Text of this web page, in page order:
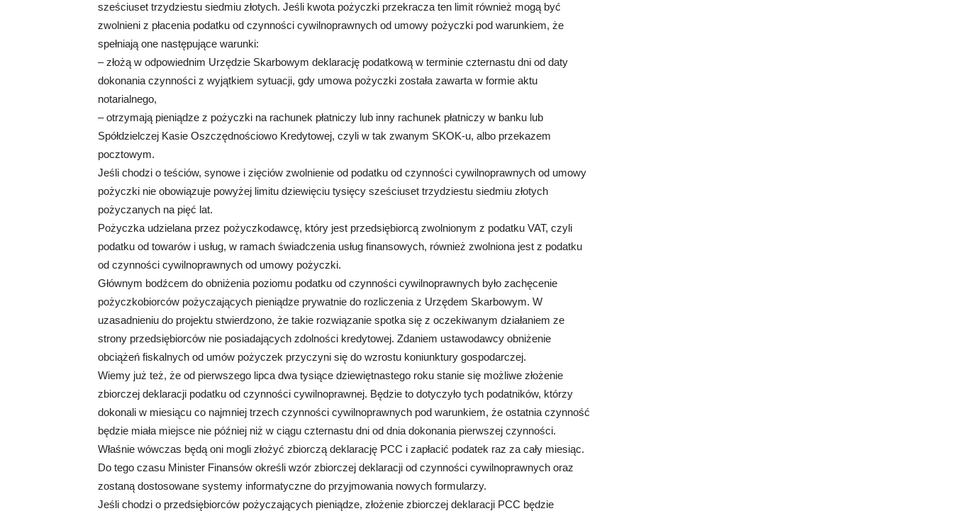
sześciuset trzydziestu siedmiu złotych. Jeśli kwota pożyczki przekracza ten limit również mogą być
zwolnieni z płacenia podatku od czynności cywilnoprawnych od umowy pożyczki pod warunkiem, że
spełniają one następujące warunki:
– złożą w odpowiednim Urzędzie Skarbowym deklarację podatkową w terminie czternastu dni od daty
dokonania czynności z wyjątkiem sytuacji, gdy umowa pożyczki została zawarta w formie aktu
notarialnego,
– otrzymają pieniądze z pożyczki na rachunek płatniczy lub inny rachunek płatniczy w banku lub
Spółdzielczej Kasie Oszczędnościowo Kredytowej, czyli w tak zwanym SKOK-u, albo przekazem
pocztowym.
Jeśli chodzi o teściów, synowe i zięciów zwolnienie od podatku od czynności cywilnoprawnych od umowy
pożyczki nie obowiązuje powyżej limitu dziewięciu tysięcy sześciuset trzydziestu siedmiu złotych
pożyczanych na pięć lat.
Pożyczka udzielana przez pożyczkodawcę, który jest przedsiębiorcą zwolnionym z podatku VAT, czyli
podatku od towarów i usług, w ramach świadczenia usług finansowych, również zwolniona jest z podatku
od czynności cywilnoprawnych od umowy pożyczki.
Głównym bodźcem do obniżenia poziomu podatku od czynności cywilnoprawnych było zachęcenie
pożyczkobiorców pożyczających pieniądze prywatnie do rozliczenia z Urzędem Skarbowym. W
uzasadnieniu do projektu stwierdzono, że takie rozwiązanie spotka się z oczekiwanym działaniem ze
strony przedsiębiorców nie posiadających zdolności kredytowej. Zdaniem ustawodawcy obniżenie
obciążeń fiskalnych od umów pożyczek przyczyni się do wzrostu koniunktury gospodarczej.
Wiemy już też, że od pierwszego lipca dwa tysiące dziewiętnastego roku stanie się możliwe złożenie
zbiorczej deklaracji podatku od czynności cywilnoprawnej. Będzie to dotyczyło tych podatników, którzy
dokonali w miesiącu co najmniej trzech czynności cywilnoprawnych pod warunkiem, że ostatnia czynność
będzie miała miejsce nie później niż w ciągu czternastu dni od dnia dokonania pierwszej czynności.
Właśnie wówczas będą oni mogli złożyć zbiorczą deklarację PCC i zapłacić podatek raz za cały miesiąc.
Do tego czasu Minister Finansów określi wzór zbiorczej deklaracji od czynności cywilnoprawnych oraz
zostaną dostosowane systemy informatyczne do przyjmowania nowych formularzy.
Jeśli chodzi o przedsiębiorców pożyczających pieniądze, złożenie zbiorczej deklaracji PCC będzie